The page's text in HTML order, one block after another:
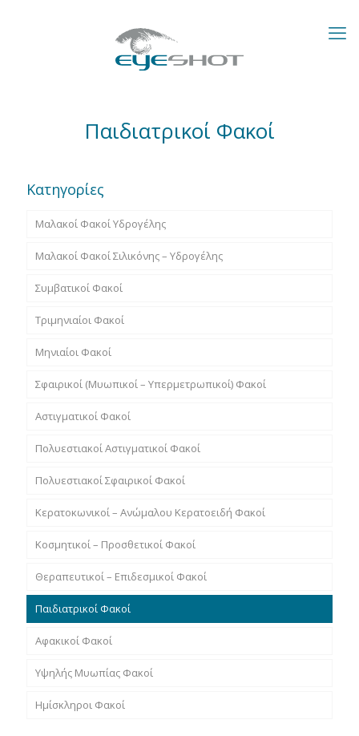
Παιδιατρικοί Φακοί
Κατηγορίες
Μαλακοί Φακοί Υδρογέλης
Μαλακοί Φακοί Σιλικόνης – Υδρογέλης
Συμβατικοί Φακοί
Τριμηνιαίοι Φακοί
Μηνιαίοι Φακοί
Σφαιρικοί (Μυωπικοί – Υπερμετρωπικοί) Φακοί
Αστιγματικοί Φακοί
Πολυεστιακοί Αστιγματικοί Φακοί
Πολυεστιακοί Σφαιρικοί Φακοί
Κερατοκωνικοί – Ανώμαλου Κερατοειδή Φακοί
Κοσμητικοί – Προσθετικοί Φακοί
Θεραπευτικοί – Επιδεσμικοί Φακοί
Παιδιατρικοί Φακοί
Αφακικοί Φακοί
Υψηλής Μυωπίας Φακοί
Hμίσκληροι Φακοί